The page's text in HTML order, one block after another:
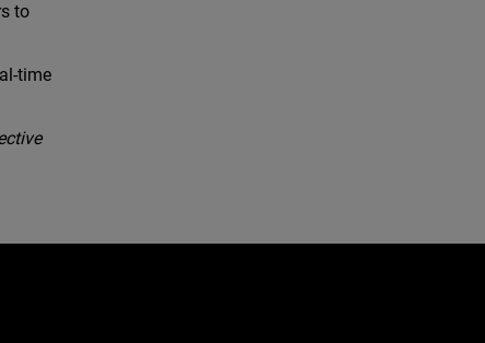
to
time